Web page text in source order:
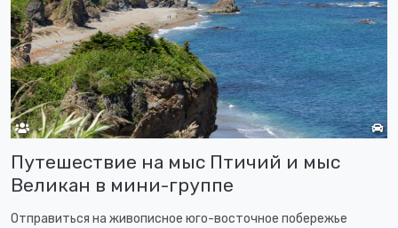
Путешествие на мыс Птичий и мыс
Великан в мини-группе
Отправиться на живописное юго-восточное побережье